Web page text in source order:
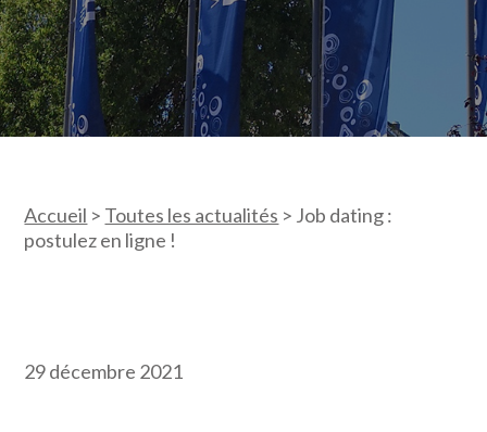
Accueil > Toutes les actualités > Job dating :
postulez en ligne !
29 décembre 2021